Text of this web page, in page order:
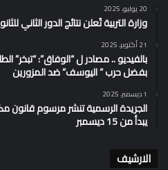
20 يوليو، 2025
وزارة التربية تُعلن نتائج الدور
21 أكتوبر، 2025
بالفيديو .. مصادر ل “الوفاق”: “تبخر”
بفضل حرب ” اليوسف” ضد المزورين
1 ديسمبر، 2025
الجريدة الرسمية تنشر مرسوم قانون
يبدأ من 15 ديسمبر
الارشيف